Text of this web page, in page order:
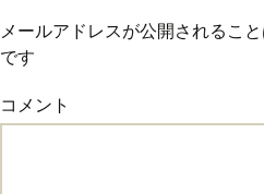
メールアドレスが公開されること
です
コメント